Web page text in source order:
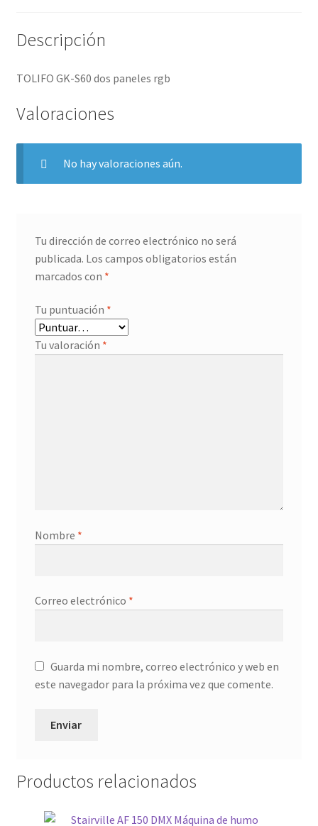
Descripción
TOLIFO GK-S60 dos paneles rgb
Valoraciones
No hay valoraciones aún.
Tu dirección de correo electrónico no será
publicada. Los campos obligatorios están
marcados con *
Tu puntuación *
Tu valoración *
Nombre *
Correo electrónico *
Guarda mi nombre, correo electrónico y web en
este navegador para la próxima vez que comente.
Productos relacionados